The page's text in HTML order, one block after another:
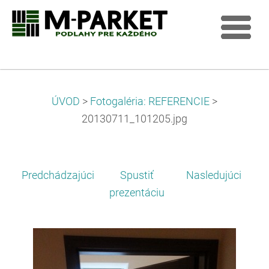
ÚVOD > Fotogaléria: REFERENCIE >
20130711_101205.jpg
Predchádzajúci
Spustiť
prezentáciu
Nasledujúci